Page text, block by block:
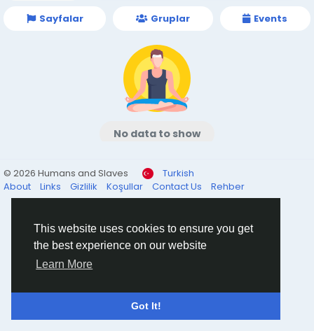
This website uses cookies to ensure you get
the best experience on our website
Learn More
Got It!
Sayfalar Gruplar Events
No data to show
© 2026 Humans and Slaves
Turkish
About
Links Gizlilik Koşullar Contact Us Rehber